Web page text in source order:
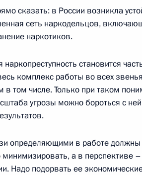
2004 года, среда
встречи с Министром по
бедствий Сергеем Шойгу
года, 17:38 Москва, Кремль
слово на встрече с
Али Абдаллой Салехом
сказать: в России возникла
сеть наркодельцов,
наркотиков.
наркопреступность становится
комплекс работы во всех
в том числе. Только при таком
угрозы можно бороться с
определяющими в работе
минимизировать, а в перспективе
Надо подорвать ее